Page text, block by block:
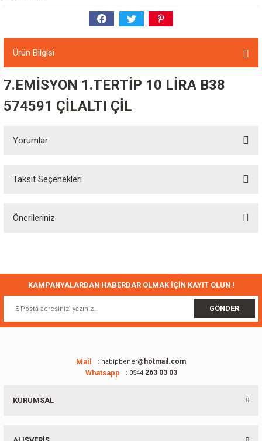
Ürün Bilgisi
7.EMİSYON 1.TERTİP 10 LİRA B38
574591 ÇİLALTI ÇİL
Yorumlar
Taksit Seçenekleri
Önerileriniz
Ürün resmi kalitesiz, bozuk veya görüntülenemiyor.
Ürün fiyatı diğer sitelerden daha pahalı.
Bu ürüne benzer farklı alternatifler olmalı.
KAMPANYALARDAN HABERDAR OLMAK İÇİN KAYIT OLUN !
GÖNDER
Mail : habipbener@ hotmail.com
Whatsapp : 0544263 03 03
KURUMSAL